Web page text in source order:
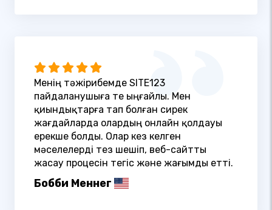
Менің тәжірибемде SITE123
пайдаланушыға өте ыңғайлы. Мен
қиындықтарға тап болған сирек
жағдайларда олардың онлайн қолдауы
ерекше болды. Олар кез келген
мәселелерді тез шешіп, веб-сайтты
жасау процесін тегіс және жағымды етті.
Бобби Меннег